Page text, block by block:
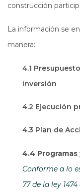
construcción
La información se
manera:
4.1
inversión
4.2 Ejecución
4.3 Plan de
4.4
Conforme a lo
77 de la ley